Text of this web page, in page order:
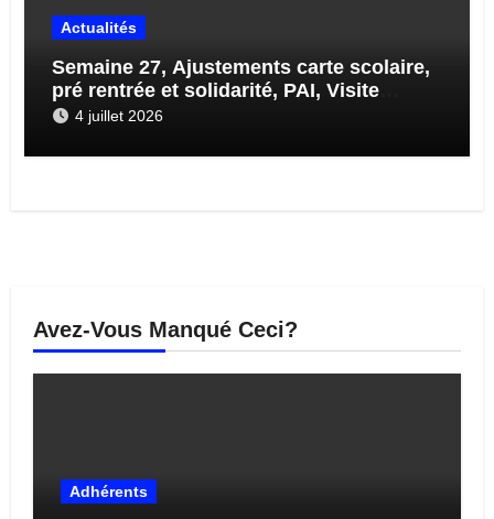
Actualités
Semaine 27, Ajustements carte scolaire,
pré rentrée et solidarité, PAI, Visite
médicale, Enquête sur École 71…
4 juillet 2026
Avez-Vous Manqué Ceci?
Adhérents